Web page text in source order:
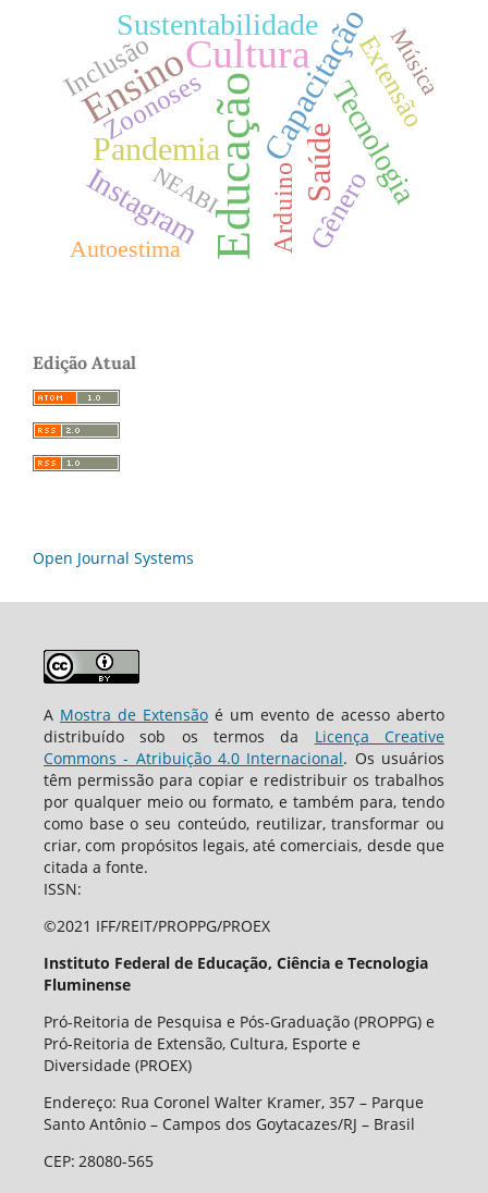
Educação
Cultura
Ensino Capacitação
Pandemia SaúdeTecnologia
Instagram
Sustentabilidade
Gênero
Extensão
Zoonoses
Arduino
Inclusão Música
Autoestima
NEABI
Edição Atual
Open Journal Systems
A Mostra de Extensão é um evento de acesso aberto
distribuído sob os termos da Licença Creative
Commons - Atribuição 4.0 Internacional. Os usuários
têm permissão para copiar e redistribuir os trabalhos
por qualquer meio ou formato, e também para, tendo
como base o seu conteúdo, reutilizar, transformar ou
criar, com propósitos legais, até comerciais, desde que
citada a fonte.
ISSN:
©2021 IFF/REIT/PROPPG/PROEX
Instituto Federal de Educação, Ciência e Tecnologia
Fluminense
Pró-Reitoria de Pesquisa e Pós-Graduação (PROPPG) e
Pró-Reitoria de Extensão, Cultura, Esporte e
Diversidade (PROEX)
Endereço: Rua Coronel Walter Kramer, 357 – Parque
Santo Antônio – Campos dos Goytacazes/RJ – Brasil
CEP: 28080-565